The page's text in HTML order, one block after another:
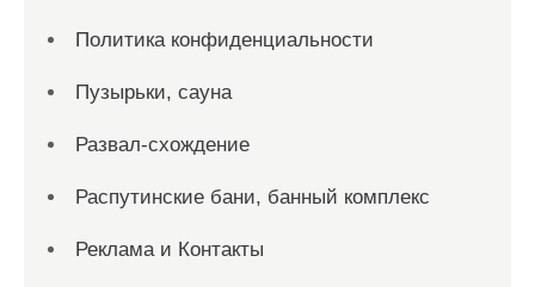
Политика конфиденциальности
Пузырьки, сауна
Развал-схождение
Распутинские бани, банный комплекс
Реклама и Контакты